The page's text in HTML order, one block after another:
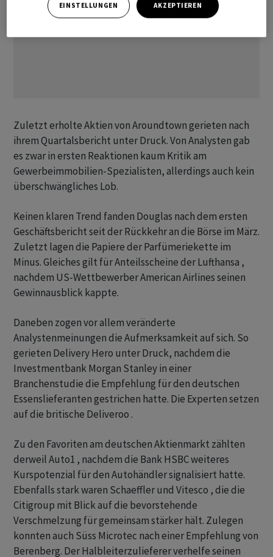
Zuletzt erholte Aktien von Aroundtown gerieten nach
ihrem Quartalsbericht unter Druck. Von Analysten gab
es zwar in ersten Reaktionen kaum Kritik am
Gewerbeimmobilien-Spezialisten, allerdings auch kein
überschwängliches Lob.
Keinen klaren Trend fanden Douglas nach dem ersten
Geschäftsbericht seit der Rückkehr an die Börse im März.
Zuletzt lagen die Papiere der Parfümeriekette im
Minus. Gleiches gilt für Anteilsscheine der Lufthansa ,
nachdem US-Wettbewerber American Airlines seinen
Gewinnausblick kappte.
Daneben zogen vor allem veränderte
Analystenmeinungen die Aufmerksamkeit auf sich. So
gerieten Delivery Hero unter Druck, nachdem die
Investmentbank Morgan Stanley in einer
Branchenstudie die Empfehlung für den deutschen
Essenslieferanten gestrichen hatte. Die Experten setzen
auf die britische Deliveroo .
Zu den Favoriten am deutschen Aktienmarkt zählten
derweil Auto1 , nachdem die Bank HSBC weiteres
Kurspotenzial für den Autohändler signalisiert hatte.
Ebenfalls stark waren Schaeffler und Vitesco , die die
Citigroup mit Blick auf die bevorstehende
Verschmelzung für gemeinsam stärker hält. Zulegen
konnten auch Süss Microtec nach einer Empfehlung von
Berenberg. Der Halbleiterzulieferer verhelfe seinen
EINSTELLUNGEN AKZEPTIEREN